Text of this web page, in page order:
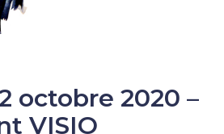
octobre 2020 –
VISIO